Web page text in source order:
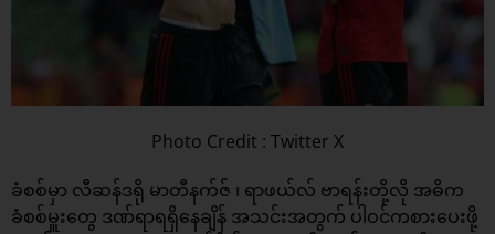
Photo Credit : Twitter X
ခံစစ်မှာ လီဆန်ဒရို မာတီနက်ဇ် ၊ ရာဖယ်လ် ဗာရန်းတို့လို အဓိက
ခံစစ်မှူးတွေ ဒဏ်ရာရရှိနေချိန် အသင်းအတွက် ပါဝင်ကစားပေးဖို့